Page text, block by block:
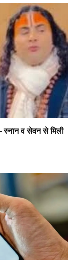
स्नान व सेवन से मिली